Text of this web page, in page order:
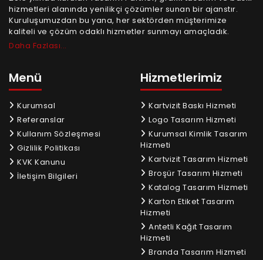
hizmetleri alanında yenilikçi çözümler sunan bir ajanstır.
Kuruluşumuzdan bu yana, her sektörden müşterimize
kaliteli ve çözüm odaklı hizmetler sunmayı amaçladık.
Daha Fazlası...
Menü
Kurumsal
Referanslar
Kullanım Sözleşmesi
Gizlilik Politikası
KVK Kanunu
İletişim Bilgileri
Hizmetlerimiz
Kartvizit Baskı Hizmeti
Logo Tasarım Hizmeti
Kurumsal Kimlik Tasarım
Hizmeti
Kartvizit Tasarım Hizmeti
Broşür Tasarım Hizmeti
Katalog Tasarım Hizmeti
Karton Etiket Tasarım
Hizmeti
Antetli Kağıt Tasarım
Hizmeti
Branda Tasarım Hizmeti